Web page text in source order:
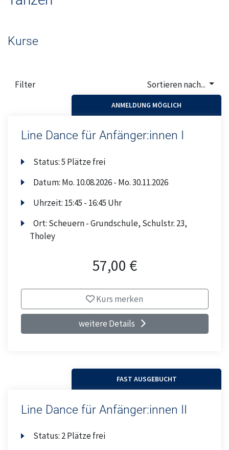
Kurse
Sortieren nach...
Filter
ANMELDUNG MÖGLICH
Line Dance für Anfänger:innen I
Status:5 Plätze frei
Datum: Mo. 10.08.2026 - Mo.30.11.2026
Uhrzeit: 15:45 - 16:45 Uhr
Ort: Scheuern - Grundschule, Schulstr. 23,
Tholey
57,00 €
Kurs merken
weitere Details
FAST AUSGEBUCHT
Line Dance für Anfänger:innen II
Status: 2 Plätze frei
Ostertal
Theley
Urexweiler